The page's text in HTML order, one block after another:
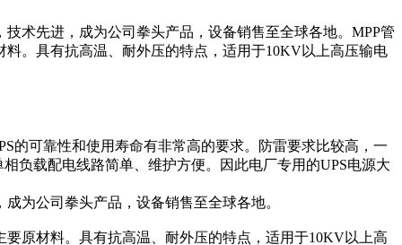
术先进，成为公司拳头产品，设备销售至全球各地。MPP管
。具有抗高温、耐外压的特点，适用于10KV以上高压输电
的可靠性和使用寿命有非常高的要求。防雷要求比较高，一
负载配电线路简单、维护方便。因此电厂专用的UPS电源大
为公司拳头产品，设备销售至全球各地。
原材料。具有抗高温、耐外压的特点，适用于10KV以上高